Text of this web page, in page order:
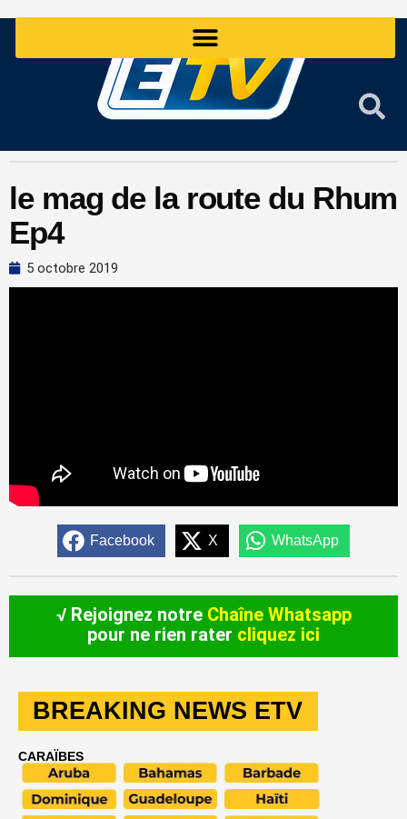
le mag de la route du Rhum
Ep4
5 octobre 2019
Facebook X WhatsApp
√ Rejoignez notre Chaîne Whatsapp
pour ne rien rater cliquez ici
BREAKING NEWS ETV
CARAÏBES